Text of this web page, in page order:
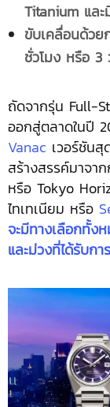
Titanium แล
ขับเคลื่อนด้วย
ชั่วโมง หรือ 3
ถัดจากรุ่น Full-
ออกสู่ตลาดในปี
Vanac เวอร์ชันสุ
สร้างสรรค์มาจา
หรือ Tokyo
ไทเทเนียม หรือ
จะมีทางเลือกทั้ง
และม่วงที่ได้รับก